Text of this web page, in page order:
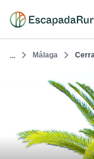
... Málaga